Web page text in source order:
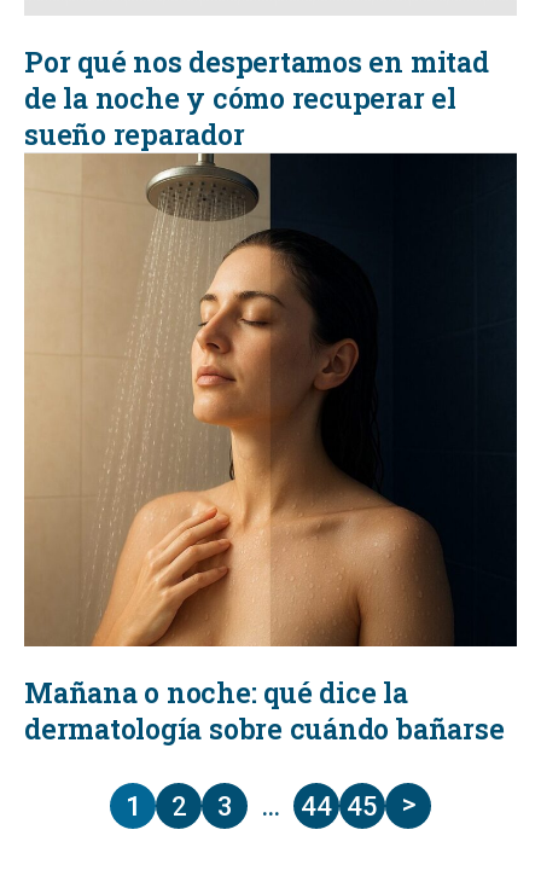
Por qué nos despertamos en mitad
de la noche y cómo recuperar el
sueño reparador
Mañana o noche: qué dice la
dermatología sobre cuándo bañarse
1 2 3 … 44 45 >